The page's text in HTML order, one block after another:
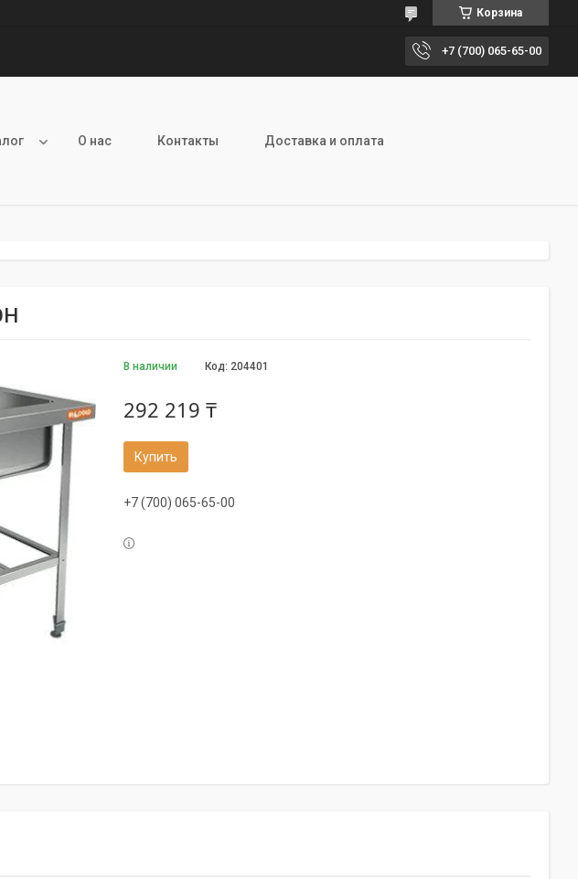
Корзина
+7 (700) 065-65-00
О нас Контакты Доставка и оплата
В наличии Код: 204401
292 219 ₸
Купить
+7 (700) 065-65-00